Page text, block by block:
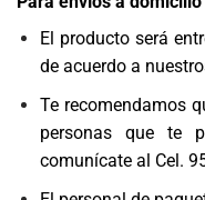
El producto será
de acuerdo a
Te recomendamos
personas que te
comunícate al Cel.